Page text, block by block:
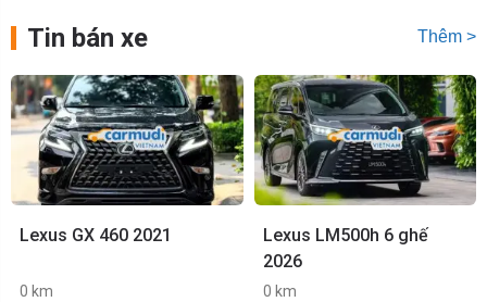
Tin bán xe Thêm >
Lexus GX 460 2021
0 km
Lexus LM500h 6 ghế
2026
0 km